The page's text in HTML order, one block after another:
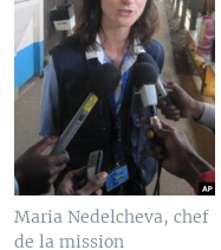
Maria Nedelcheva, chef
de la mission